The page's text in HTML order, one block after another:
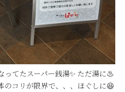
ってたスーパー銭湯✨ ただ湯に♨
のコリが限界で、、、ほぐしに😆